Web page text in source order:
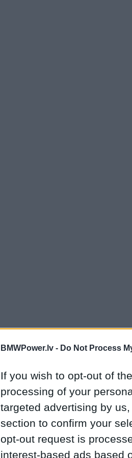
BMWPower.lv - Do Not Process
If you wish to opt-out of
processing of your
targeted advertising by
section to confirm your
opt-out request is
interest-based ads based